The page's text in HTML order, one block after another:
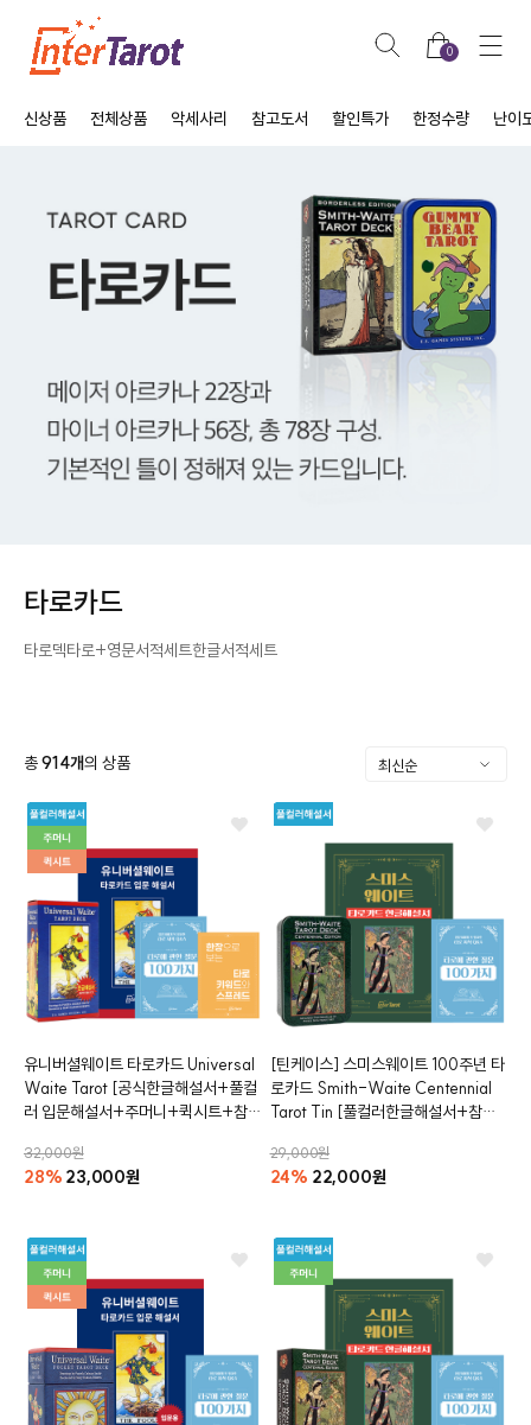
카드
0
신상품 전체상품 악세사리 참고도서 할인특가 한정수량 난이
타로카드
타로덱타로+영문서적세트한글서적세트
총914개의 상품
유니버셜웨이트 타로카드 Universal
Waite Tarot [공식한글해설서+풀컬
러 입문해설서+주머니+퀵시트+참
32,000원
28% 23,000원
[틴케이스] 스미스웨이트 100주년 타
로카드Smith-Waite Centennial
Tarot Tin [풀컬러한글해설서+참고
29,000원
24% 22,000원